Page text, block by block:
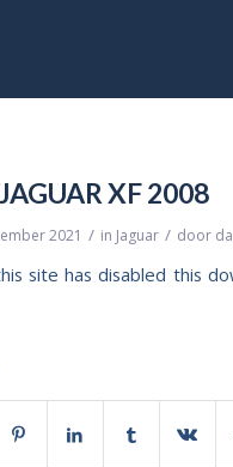
JAGUAR XF 2008
2021 / in Jaguar / door
site has disabled this